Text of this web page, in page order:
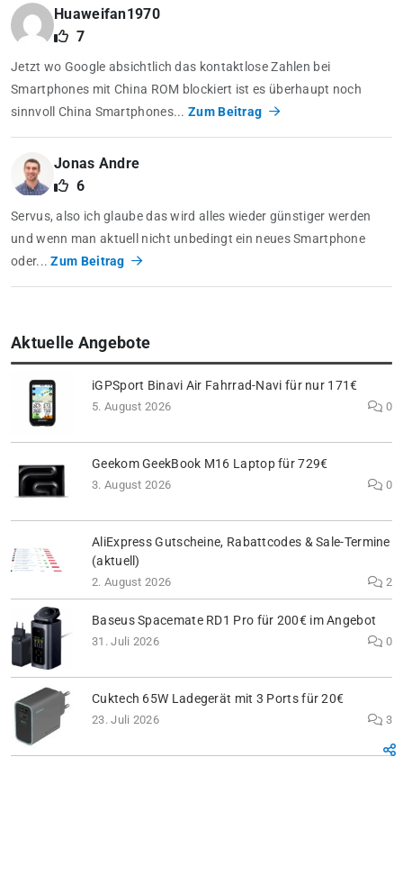
Huaweifan1970
7
Jetzt wo Google absichtlich das kontaktlose Zahlen bei
Smartphones mit China ROM blockiert ist es überhaupt noch
sinnvoll China Smartphones...Zum Beitrag
Jonas Andre
6
Servus, also ich glaube das wird alles wieder günstiger werden
und wenn man aktuell nicht unbedingt ein neues Smartphone
oder...Zum Beitrag
Aktuelle Angebote
iGPSport Binavi Air Fahrrad-Navi für nur 171€
5. August 2026 0
Geekom GeekBook M16 Laptop für 729€
3. August 2026 0
AliExpress Gutscheine, Rabattcodes & Sale-Termine
(aktuell)
2. August 2026 2
Baseus Spacemate RD1 Pro für 200€ im Angebot
31. Juli 2026 0
Cuktech 65W Ladegerät mit 3 Ports für 20€
23. Juli 2026 3